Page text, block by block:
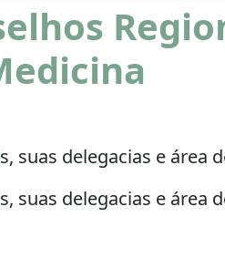
suas delegacias e área
suas delegacias e área